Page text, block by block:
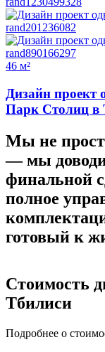
46 м²
Дизайн
Парк Столиц в
Мы не
—мы
финальной
полное
готовый к
Стоимость
Тбилиси
Подробнее о